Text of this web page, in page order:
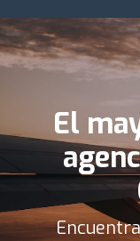
El